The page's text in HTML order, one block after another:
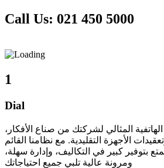
Call Us: 021 450 5000
1
Dial
المثالي لشركتك من صناع الأفكار،
الأجهزة التقليدية. مع نظامنا القائم
بتوفير كبير في التكاليف، وإدارة سهلة،
ومرونة عالية تلبي جميع احتياجاتك